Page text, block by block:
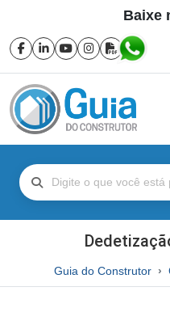
Baixe
Guia do Construtor